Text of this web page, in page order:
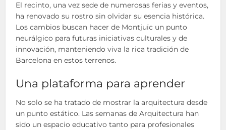
El recinto, una vez sede de numerosas ferias y eventos,
ha renovado su rostro sin olvidar su esencia histórica.
Los cambios buscan hacer de Montjuïc un punto
neurálgico para futuras iniciativas culturales y de
innovación, manteniendo viva la rica tradición de
Barcelona en estos terrenos.
Una plataforma para aprender
No solo se ha tratado de mostrar la arquitectura desde
un punto estático. Las semanas de Arquitectura han
sido un espacio educativo tanto para profesionales